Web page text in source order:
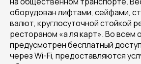
оборудован лифтами, сейфами,
валют, круглосуточной стойкой
рестораном «а ля карт». Во всем
предусмотрен бесплатный
через Wi-Fi, предоставляются